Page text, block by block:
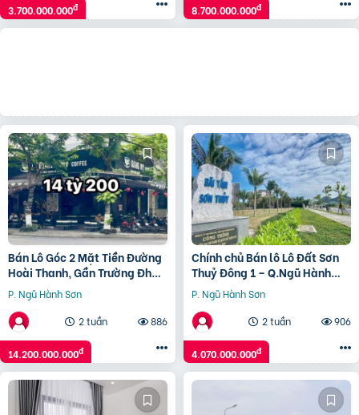
3.700.000.000đ 8.700.000.000đ
Bán Lô Góc 2 Mặt Tiền Đường
Hoài Thanh, Gần Trường Đh
Kinh Tế
P. Ngũ Hành Sơn
2 tuần
886
14.200.000.000đ
Chính chủ Bán lô Lô Đất Sơn
Thuỷ Đông 1 – Q.Ngũ Hành
Sơn – Tp. Đà Nẵng
P. Ngũ Hành Sơn
2 tuần
906
4.070.000.000đ